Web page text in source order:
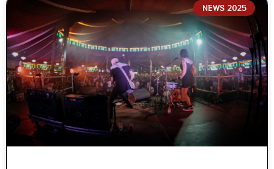
NEWS 2025